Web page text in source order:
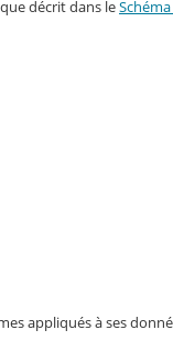
décrit dans le
appliqués à ses